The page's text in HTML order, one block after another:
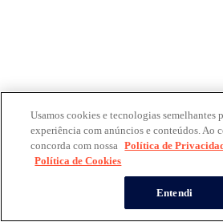
Usamos cookies e tecnologias semelhantes
experiência com anúncios e conteúdos. Ao
concorda com nossa Política de
Política de Cookies
Entendi